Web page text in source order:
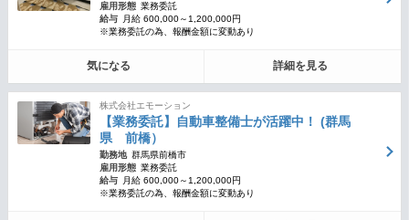
雇用形態 業務委託
給与
月給 600,000～1,200,000円
※業務委託の為、報酬金額に変動あり
気になる 詳細を見る
株式会社エモーション
【業務委託】自動車整備士が活躍中！ (群馬
県 前橋）
勤務地 群馬県前橋市
雇用形態 業務委託
給与
月給 600,000～1,200,000円
※業務委託の為、報酬金額に変動あり